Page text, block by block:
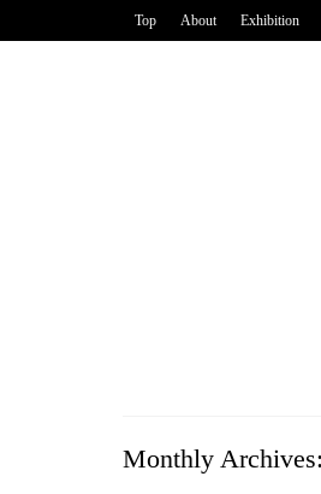
Top About Exhibition
Monthly